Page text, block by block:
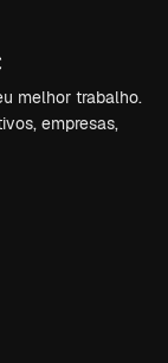
melhor trabalho.
empresas,